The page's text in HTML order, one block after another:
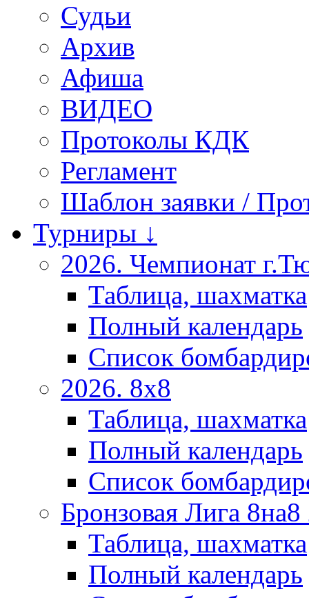
Судьи
Архив
Афиша
ВИДЕО
Протоколы КДК
Регламент
Шаблон заявки /
Турниры ↓
2026. Чемпионат
Таблица, шахматка
Полный календарь
Список
2026. 8х8
Таблица, шахматка
Полный календарь
Список
Бронзовая Лига
Таблица, шахматка
Полный календарь